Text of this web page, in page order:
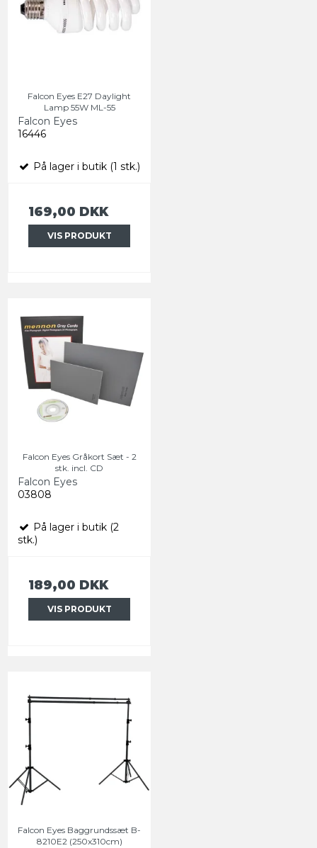
Falcon Eyes E27 Daylight
Lamp 55W ML-55
Falcon Eyes
16446
På lager i butik (1 stk.)
169,00 DKK
VIS PRODUKT
Falcon Eyes Gråkort Sæt - 2
stk. incl. CD
Falcon Eyes
03808
På lager i butik (2
stk.)
189,00 DKK
VIS PRODUKT
Falcon Eyes Baggrundssæt B-
8210E2 (250x310cm)